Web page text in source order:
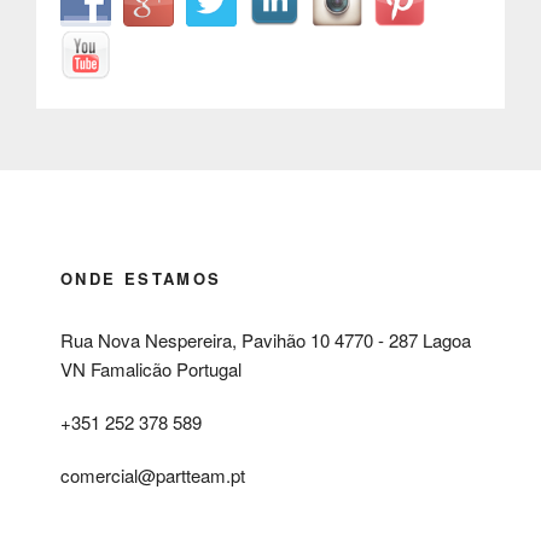
ONDE ESTAMOS
Rua Nova Nespereira, Pavihão 10 4770 - 287 Lagoa
VN Famalicão Portugal
+351 252 378 589
comercial@partteam.pt